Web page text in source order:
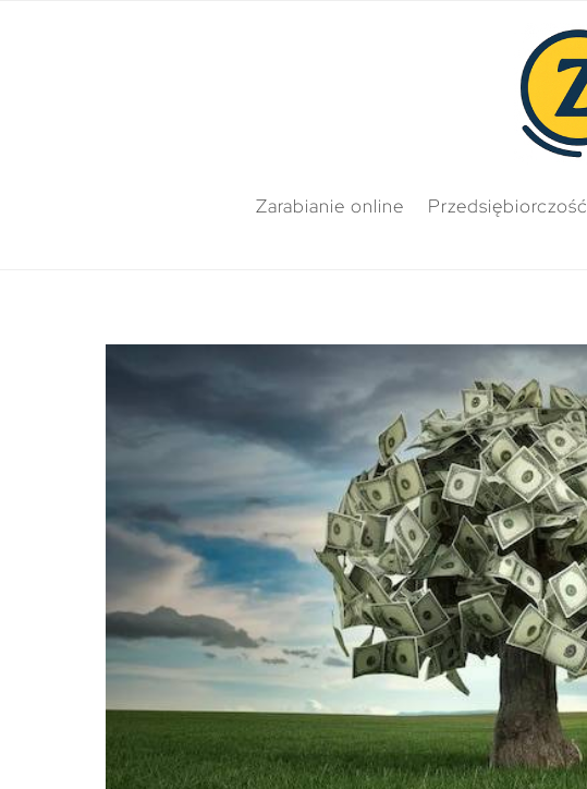
Zarabianie online Przedsiębiorczość